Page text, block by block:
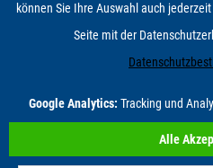
Newsletter eintragen/austragen
Widerrufsrecht
* Alle Preise inkl. gesetzl.
können Sie Ihre Auswahl auch
Seite mit der
Google Analytics: Tracking und
Alle
Select Language▼